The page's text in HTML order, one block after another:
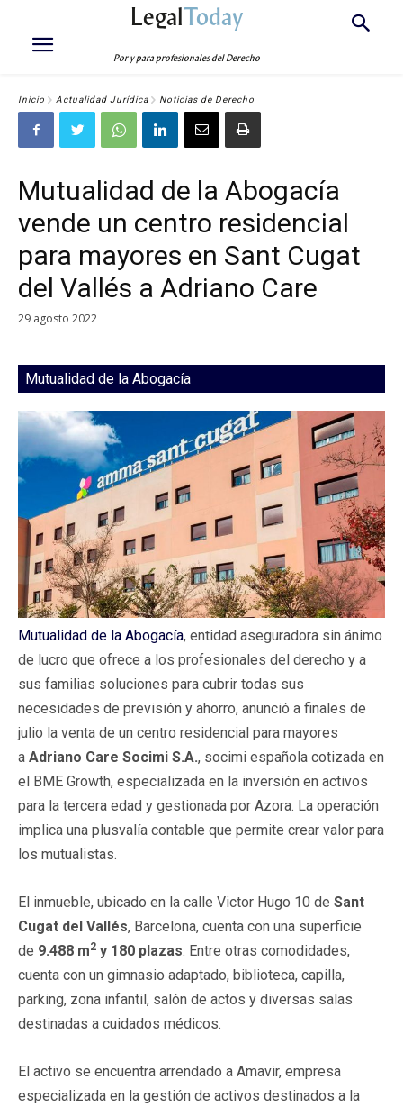
LegalToday
Por y para profesionales del Derecho
Inicio Actualidad Jurídica Noticias de Derecho
Mutualidad de la Abogacía
vende un centro residencial
para mayores en Sant Cugat
del Vallés a Adriano Care
29 agosto 2022
Mutualidad de la Abogacía
Mutualidad de la Abogacía, entidad aseguradora sin ánimo
de lucro que ofrece a los profesionales del derecho y a
sus familias soluciones para cubrir todas sus
necesidades de previsión y ahorro, anunció a finales de
julio la venta de un centro residencial para mayores
a Adriano Care Socimi S.A., socimi española cotizada en
el BME Growth, especializada en la inversión en activos
para la tercera edad y gestionada por Azora. La operación
implica una plusvalía contable que permite crear valor para
los mutualistas.
El inmueble, ubicado en la calle Victor Hugo 10 de Sant
Cugat del Vallés, Barcelona, cuenta con una superficie
de 9.488 m2 y 180 plazas. Entre otras comodidades,
cuenta con un gimnasio adaptado, biblioteca, capilla,
parking, zona infantil, salón de actos y diversas salas
destinadas a cuidados médicos.
El activo se encuentra arrendado a Amavir, empresa
especializada en la gestión de activos destinados a la